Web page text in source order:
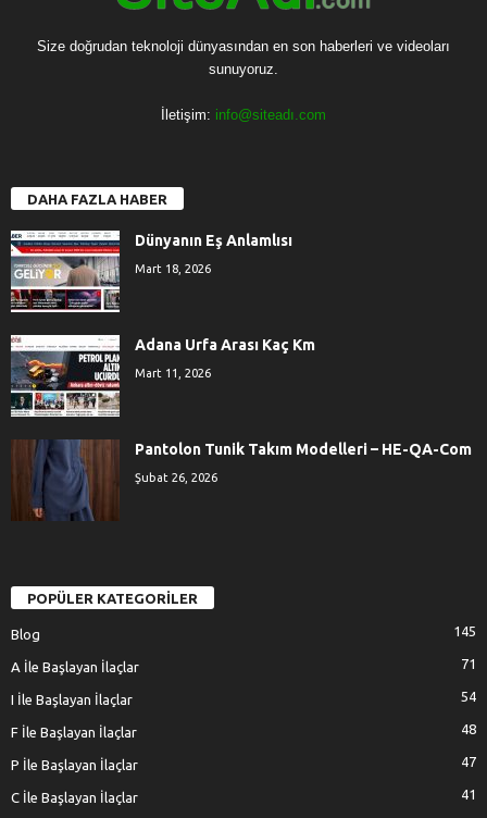
Size doğrudan teknoloji dünyasından en son haberleri ve videoları
sunuyoruz.
İletişim: info@siteadı.com
DAHA FAZLA HABER
Dünyanın Eş Anlamlısı
Mart 18, 2026
Adana Urfa Arası Kaç Km
Mart 11, 2026
Pantolon Tunik Takım Modelleri – HE-QA-Com
Şubat 26, 2026
POPÜLER KATEGORİLER
Blog 145
A İle Başlayan İlaçlar 71
I İle Başlayan İlaçlar 54
F İle Başlayan İlaçlar 48
P İle Başlayan İlaçlar 47
C İle Başlayan İlaçlar 41